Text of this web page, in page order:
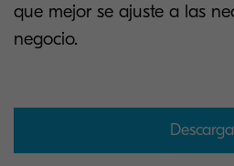
que mejor se ajuste a las
negocio.